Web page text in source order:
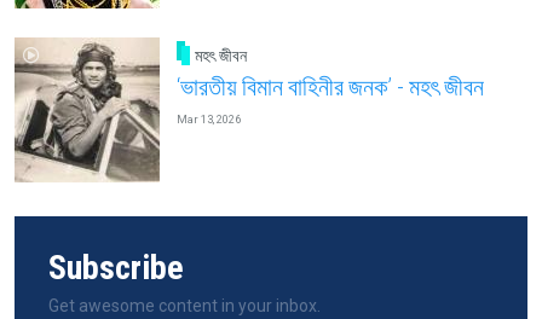
মহৎ জীবন
‘ভারতীয় বিমান বাহিনীর জনক’ - মহৎ জীবন
Mar 13, 2026
Subscribe
Get awesome content in your inbox.